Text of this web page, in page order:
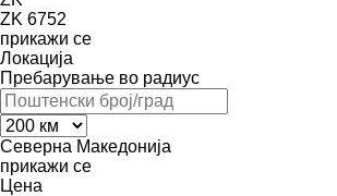
ZK 6752
прикажи се
Локација
Пребарување во радиус
Северна Македонија
прикажи се
Цена